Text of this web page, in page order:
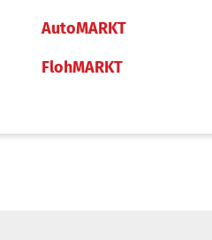
AutoMARKT
FlohMARKT